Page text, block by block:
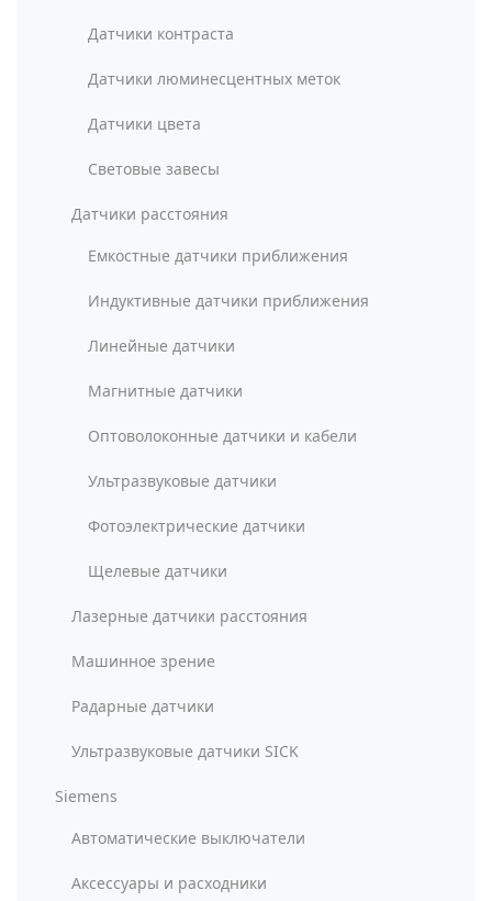
Датчики контраста
Датчики люминесцентных меток
Датчики цвета
Световые завесы
Датчики расстояния
Емкостные датчики приближения
Индуктивные датчики приближения
Линейные датчики
Магнитные датчики
Оптоволоконные датчики и кабели
Ультразвуковые датчики
Фотоэлектрические датчики
Щелевые датчики
Лазерные датчики расстояния
Машинное зрение
Радарные датчики
Ультразвуковые датчики SICK
Siemens
Автоматические выключатели
Аксессуары и расходники